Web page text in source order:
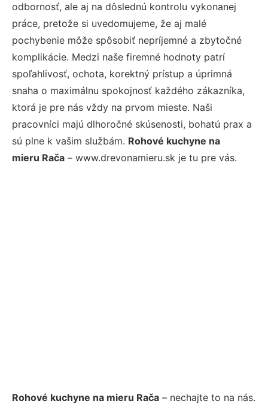
odbornosť, ale aj na dôslednú kontrolu vykonanej
práce, pretože si uvedomujeme, že aj malé
pochybenie môže spôsobiť nepríjemné a zbytočné
komplikácie. Medzi naše firemné hodnoty patrí
spoľahlivosť, ochota, korektný prístup a úprimná
snaha o maximálnu spokojnosť každého zákazníka,
ktorá je pre nás vždy na prvom mieste. Naši
pracovníci majú dlhoročné skúsenosti, bohatú prax a
sú plne k vašim službám. Rohové kuchyne na
mieru Rača – www.drevonamieru.sk je tu pre vás.
Rohové kuchyne na mieru Rača – nechajte to na nás.